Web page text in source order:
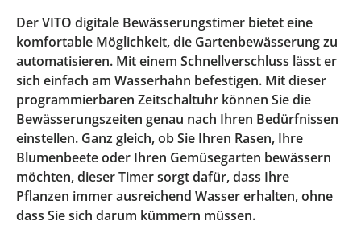
Der VITO digitale Bewässerungstimer bietet eine
komfortable Möglichkeit, die Gartenbewässerung zu
automatisieren. Mit einem Schnellverschluss lässt er
sich einfach am Wasserhahn befestigen. Mit dieser
programmierbaren Zeitschaltuhr können Sie die
Bewässerungszeiten genau nach Ihren Bedürfnissen
einstellen. Ganz gleich, ob Sie Ihren Rasen, Ihre
Blumenbeete oder Ihren Gemüsegarten bewässern
möchten, dieser Timer sorgt dafür, dass Ihre
Pflanzen immer ausreichend Wasser erhalten, ohne
dass Sie sich darum kümmern müssen.